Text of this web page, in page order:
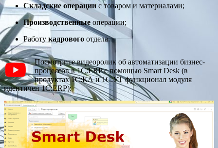
Складские операции с товаром и материалами;
Производственные операции;
Работу кадрового отдела.
Посмотрите видеоролик об автоматизации бизнес-
процессов в 1С:ERP с помощью Smart Desk (в
продуктах 1С:КА и 1С:УТ функционал модуля
идентичен 1С:ERP):